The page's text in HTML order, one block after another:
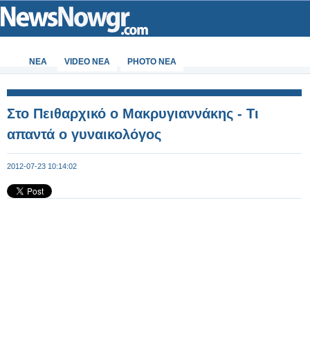
ΝΕΑ VIDEO NEA PHOTO NEA
Στο Πειθαρχικό ο Μακρυγιαννάκης - Τι
απαντά ο γυναικολόγος
2012-07-23 10:14:02